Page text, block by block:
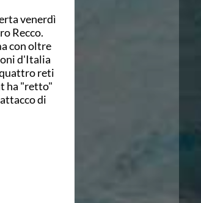
venerdì
Recco.
con oltre
d'Italia
quattro reti
ha "retto"
di